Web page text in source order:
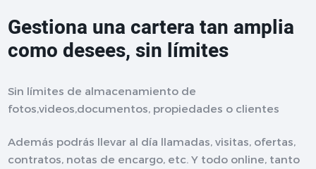
Gestiona una cartera tan amplia
como desees, sin límites
Sin límites de almacenamiento de
fotos,videos,documentos, propiedades o clientes
Además podrás llevar al día llamadas, visitas, ofertas,
contratos, notas de encargo, etc. Y todo online, tanto